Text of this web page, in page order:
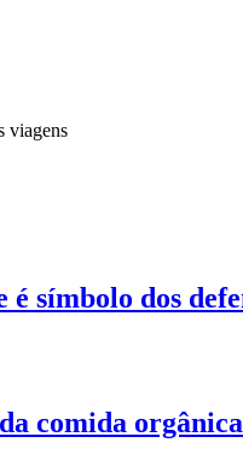
viagens
símbolo dos
comida orgânica